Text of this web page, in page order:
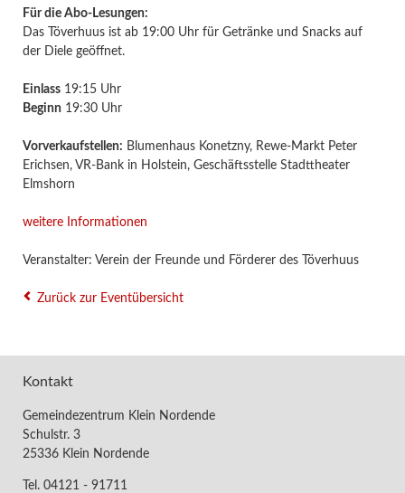
Für die Abo-Lesungen:
Das Töverhuus ist ab 19:00 Uhr für Getränke und Snacks auf
der Diele geöffnet.
Einlass19:15 Uhr
Beginn 19:30 Uhr
Vorverkaufstellen: Blumenhaus Konetzny, Rewe-Markt Peter
Erichsen, VR-Bank in Holstein, Geschäftsstelle Stadttheater
Elmshorn
weitere Informationen
Veranstalter: Verein der Freunde und Förderer des Töverhuus
Zurück zur Eventübersicht
Kontakt
Gemeindezentrum Klein Nordende
Schulstr. 3
25336 Klein Nordende
Tel. 04121 - 91711